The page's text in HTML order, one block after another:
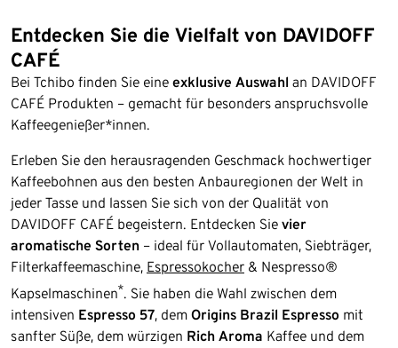
Entdecken Sie die Vielfalt von DAVIDOFF
CAFÉ
Bei Tchibo finden Sie eine exklusive Auswahl an DAVIDOFF
CAFÉ Produkten – gemacht für besonders anspruchsvolle
Kaffeegenießer*innen.
Erleben Sie den herausragenden Geschmack hochwertiger
Kaffeebohnen aus den besten Anbauregionen der Welt in
jeder Tasse und lassen Sie sich von der Qualität von
DAVIDOFF CAFÉ begeistern. Entdecken Sie vier
aromatische Sorten – ideal für Vollautomaten, Siebträger,
Filterkaffeemaschine, Espressokocher & Nespresso®
Kapselmaschinen*. Sie haben die Wahl zwischen dem
intensiven Espresso 57, dem Origins Brazil Espresso mit
sanfter Süße, dem würzigen Rich Aroma Kaffee und dem